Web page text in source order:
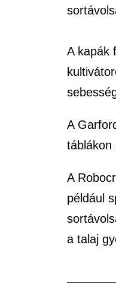
A kapák
A
táblákon
A
például
a talaj